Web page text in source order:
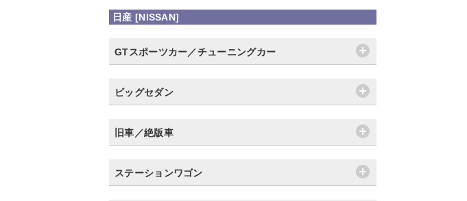
日産 [NISSAN]
GTスポーツカー／チューニングカー
ビッグセダン
旧車／絶版車
ステーションワゴン